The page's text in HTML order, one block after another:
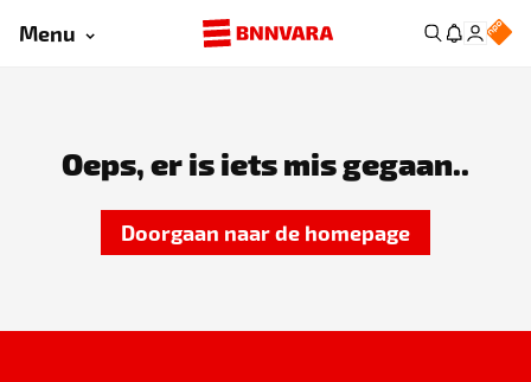
Menu
Oeps, er is iets mis gegaan..
Doorgaan naar de homepage